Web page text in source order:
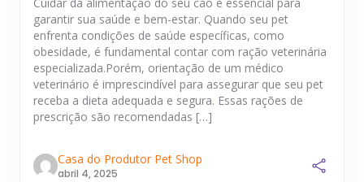
Cuidar da alimentação do seu cão é essencial para
garantir sua saúde e bem-estar. Quando seu pet
enfrenta condições de saúde específicas, como
obesidade, é fundamental contar com ração veterinária
especializada.Porém, orientação de um médico
veterinário é imprescindível para assegurar que seu pet
receba a dieta adequada e segura. Essas rações de
prescrição são recomendadas […]
Casa do Produtor Pet Shop
abril 4, 2025